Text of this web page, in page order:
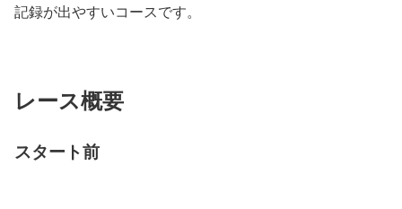
記録が出やすいコースです。
レース概要
スタート前